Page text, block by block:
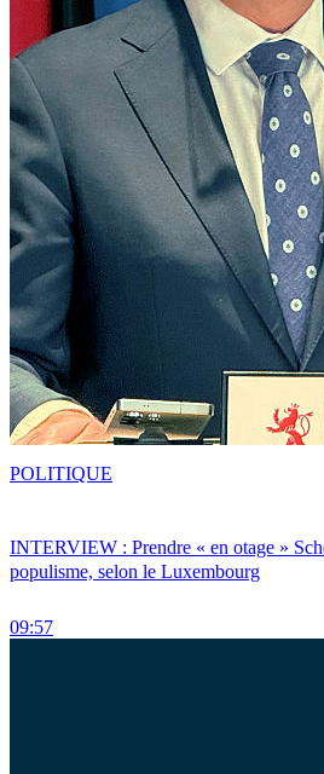
INTERVIEW : Prendre « en otage »
populisme, selon le Luxembourg
09:57
POLITIQUE